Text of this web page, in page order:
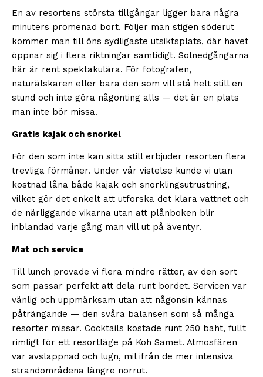
En av resortens största tillgångar ligger bara några
minuters promenad bort. Följer man stigen söderut
kommer man till öns sydligaste utsiktsplats, där havet
öppnar sig i flera riktningar samtidigt. Solnedgångarna
här är rent spektakulära. För fotografen,
naturälskaren eller bara den som vill stå helt still en
stund och inte göra någonting alls — det är en plats
man inte bör missa.
Gratis kajak och snorkel
För den som inte kan sitta still erbjuder resorten flera
trevliga förmåner. Under vår vistelse kunde vi utan
kostnad låna både kajak och snorklingsutrustning,
vilket gör det enkelt att utforska det klara vattnet och
de närliggande vikarna utan att plånboken blir
inblandad varje gång man vill ut på äventyr.
Mat och service
Till lunch provade vi flera mindre rätter, av den sort
som passar perfekt att dela runt bordet. Servicen var
vänlig och uppmärksam utan att någonsin kännas
påträngande — den svåra balansen som så många
resorter missar. Cocktails kostade runt 250 baht, fullt
rimligt för ett resortläge på Koh Samet. Atmosfären
var avslappnad och lugn, mil ifrån de mer intensiva
strandområdena längre norrut.